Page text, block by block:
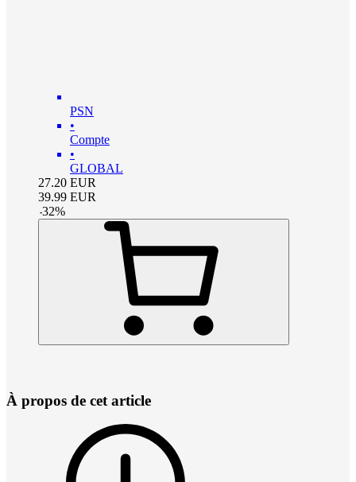
PSN
•
Compte
•
GLOBAL
27.20 EUR
39.99 EUR
-32%
À propos de cet article